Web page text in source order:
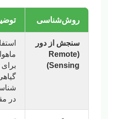
روش‌شناسی
سنجش از دور
(Remote
Sensing)
در